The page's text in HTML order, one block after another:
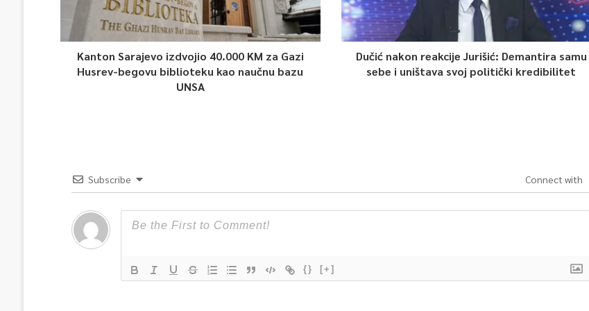
Kanton Sarajevo izdvojio 40.000 KM za Gazi
Husrev-begovu biblioteku kao naučnu bazu
UNSA
Dučić nakon reakcije Jurišić: Demantira samu
sebe i uništava svoj politički kredibilitet
Subscribe Connect with
{} [+]